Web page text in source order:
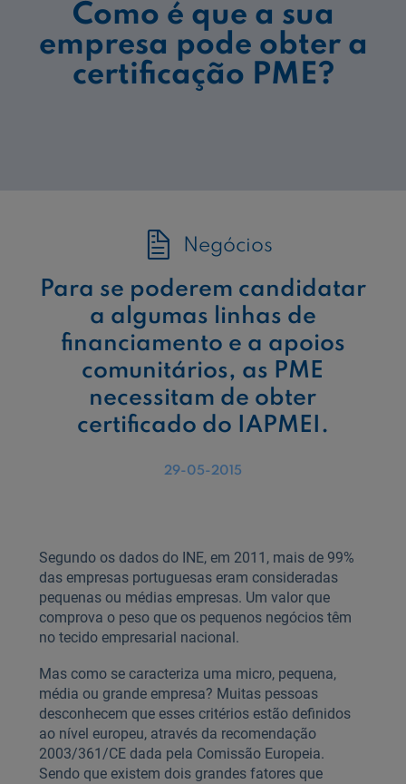
Como é que a sua
empresa pode obter a
certificação PME?
Negócios
Para se poderem candidatar
a algumas linhas de
financiamento e a apoios
comunitários, as PME
necessitam de obter
certificado do IAPMEI.
29-05-2015
Segundo os dados do INE, em 2011, mais de 99%
das empresas portuguesas eram consideradas
pequenas ou médias empresas. Um valor que
comprova o peso que os pequenos negócios têm
no tecido empresarial nacional.
Mas como se caracteriza uma micro, pequena,
média ou grande empresa? Muitas pessoas
desconhecem que esses critérios estão definidos
ao nível europeu, através da recomendação
2003/361/CE dada pela Comissão Europeia.
Sendo que existem dois grandes fatores que